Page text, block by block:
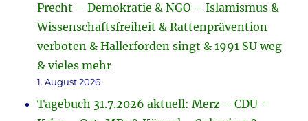
Precht – Demokratie & NGO – Islamismus &
Wissenschaftsfreiheit & Rattenprävention
verboten & Hallerforden singt & 1991 SU weg
& vieles mehr
1. August 2026
Tagebuch 31.7.2026 aktuell: Merz – CDU –